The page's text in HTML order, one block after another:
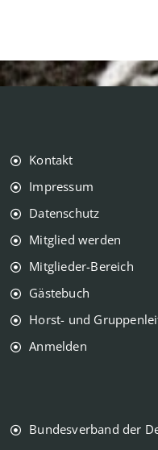
Kontakt
Impressum
Datenschutz
Mitglied werden
Mitglieder-Bereich
Gästebuch
Horst- und
Anmelden
Bundesverband der